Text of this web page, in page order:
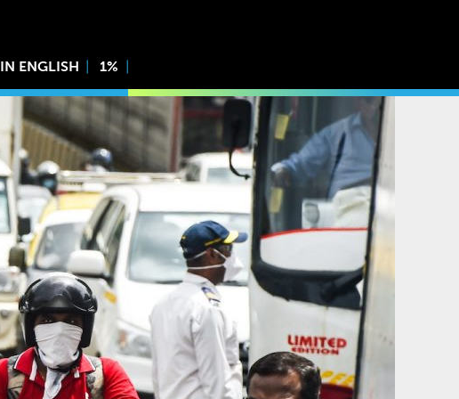
IN ENGLISH 1%